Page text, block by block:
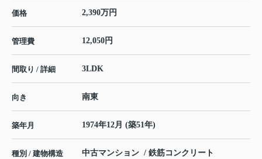
価格 2,390万円
管理費 12,050円
間取り / 詳細 3LDK
向き 南東
築年月 1974年12月 (築51年)
種別 / 建物構造 中古マンション / 鉄筋コンクリート